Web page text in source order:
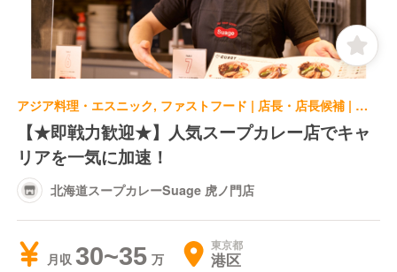
アジア料理・エスニック, ファストフード | 店長・店長候補 | 北海道スープカレーSuage 虎ノ門店
【★即戦力歓迎★】人気スープカレー店でキャ
リアを一気に加速！
北海道スープカレーSuage 虎ノ門店
月収 30~35 東京都
港区